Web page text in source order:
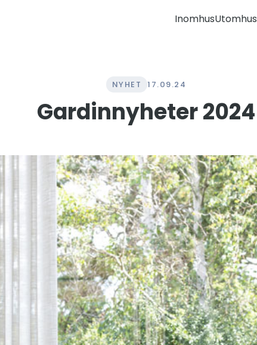
InomhusUtomhus
NYHET 17.09.24
Gardinnyheter 2024